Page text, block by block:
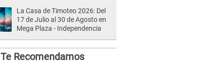
La Casa de Timoteo 2026: Del
17 de Julio al 30 de Agosto en
Mega Plaza - Independencia
Te Recomendamos